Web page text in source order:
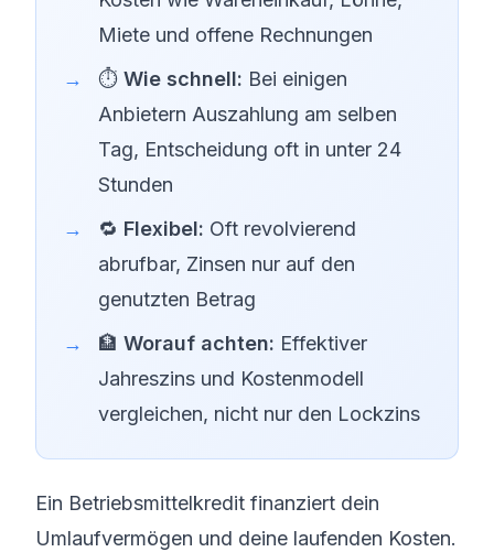
Miete und offene Rechnungen
⏱️ Wie schnell: Bei einigen
Anbietern Auszahlung am selben
Tag, Entscheidung oft in unter 24
Stunden
🔁 Flexibel: Oft revolvierend
abrufbar, Zinsen nur auf den
genutzten Betrag
🏦 Worauf achten: Effektiver
Jahreszins und Kostenmodell
vergleichen, nicht nur den Lockzins
Ein Betriebsmittelkredit finanziert dein
Umlaufvermögen und deine laufenden Kosten.